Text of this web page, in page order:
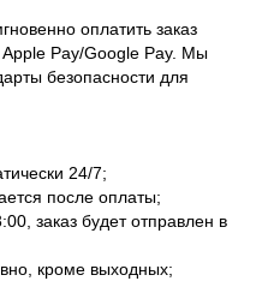
оплатить заказ
Apple Pay/Google Pay. Мы
безопасности для
24/7;
после оплаты;
заказ будет отправлен в
кроме выходных;